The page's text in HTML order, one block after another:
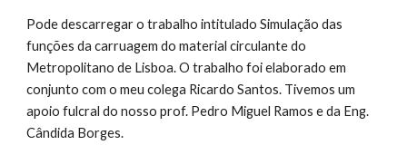
Pode descarregar o trabalho intitulado Simulação das
funções da carruagem do material circulante do
Metropolitano de Lisboa. O trabalho foi elaborado em
conjunto com o meu colega Ricardo Santos. Tivemos um
apoio fulcral do nosso prof. Pedro Miguel Ramos e da Eng.
Cândida Borges.